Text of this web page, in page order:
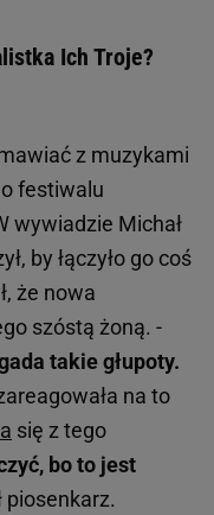
Ich Troje?
z muzykami
festiwalu
wywiadzie Michał
by łączyło go coś
że nowa
szóstą żoną. -
takie głupoty.
na to
się z tego
bo to jest
piosenkarz.